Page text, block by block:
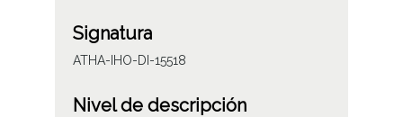
Signatura
ATHA-IHO-DI-15518
Nivel de descripción